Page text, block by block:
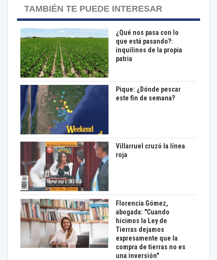
TAMBIÉN TE PUEDE INTERESAR
¿Qué nos pasa con lo
que está pasando?:
inquilinos de la propia
patria
Pique: ¿Dónde pescar
este fin de semana?
Villarruel cruzó la línea
roja
Florencia Gómez,
abogada: "Cuando
hicimos la Ley de
Tierras dejamos
expresamente que la
compra de tierras no es
una inversión"